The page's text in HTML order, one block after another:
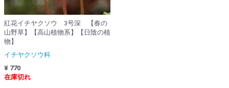
紅花イチヤクソウ 3号深 【春の
山野草】【高山植物系】【日陰の植
物】
イチヤクソウ科
¥ 770
在庫切れ